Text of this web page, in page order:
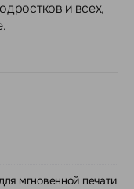
и всех,
мгновенной печати